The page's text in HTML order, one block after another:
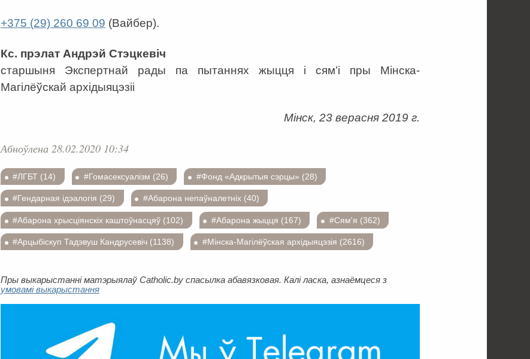
+375 (29) 260 69 09 (Вайбер).
Кс. прэлат Андрэй Стэцкевіч
старшыня Экспертнай рады па пытаннях жыцця i сям’i пры Мінска-
Магілёўскай архідыяцэзіі
Мінск, 23 верасня 2019 г.
Абноўлена 28.02.2020 10:34
#ЛГБТ (14) #Гомасексуалізм (26) #Фонд «Адкрытыя сэрцы» (28)
#Гендарная ідэалогія (29) #Абарона непаўналетніх (40)
#Абарона хрысціянскіх каштоўнасцяў (102) #Абарона жыцця (167) #Сям'я (362)
#Арцыбіскуп Тадэвуш Кандрусевіч (1138) #Мінска-Магілёўская архідыяцэзія (2616)
Пры выкарыстанні матэрыялаў Catholic.by спасылка абавязковая. Калі ласка, азнаёмцеся з
умовамі выкарыстання